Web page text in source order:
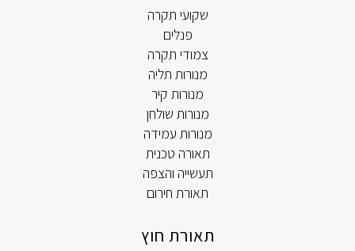
שקועי תקרה
פנלים
צמודי תקרה
מנורות תליה
מנורות קיר
מנורות שולחן
מנורות עמידה
תאורה טכנית
תעשייה והצפה
תאורת חירום
תאורת חוץ